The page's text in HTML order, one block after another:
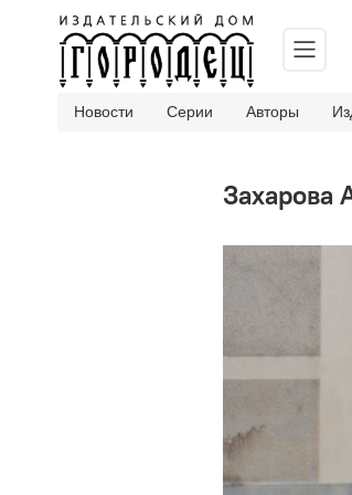
Новости Серии Авторы
Захарова